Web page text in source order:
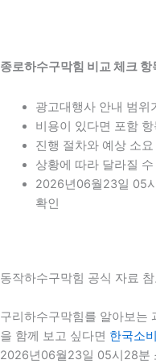
종로하수구막힘 비교 체크
광고대행사 안내 범위
비용이 있다면 포함
진행 절차와 예상 소
상황에 따라 달라질
2026년06월23일 05
확인
동작하수구막힘 공식 자료
구리하수구막힘를 알아보는
을 함께 보고 싶다면 한국소
2026년06월23일 05시28분